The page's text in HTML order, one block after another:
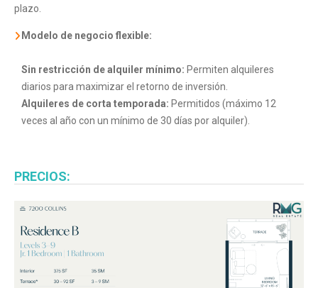
plazo.
Modelo de negocio flexible:
Sin restricción de alquiler mínimo: Permiten alquileres
diarios para maximizar el retorno de inversión.
Alquileres de corta temporada: Permitidos (máximo 12
veces al año con un mínimo de 30 días por alquiler).
PRECIOS: